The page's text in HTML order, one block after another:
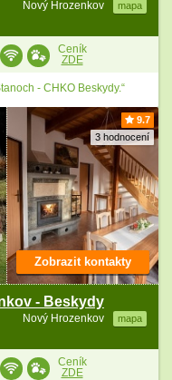
Nový Hrozenkov mapa
Ceník
ZDE
- CHKO Beskydy.“
9.7
3 hodnocení
- Beskydy
Nový Hrozenkov mapa
Zobrazit kontakty
Ceník
ZDE